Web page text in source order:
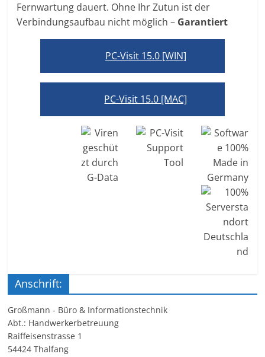
Fernwartung dauert. Ohne Ihr Zutun ist der
Verbindungsaufbau nicht möglich – Garantiert
PC-Visit 15.0 [WIN]
PC-Visit 15.0 [MAC]
Anschrift:
Großmann - Büro & Informationstechnik
Abt.: Handwerkerbetreuung
Raiffeisenstrasse 1
54424 Thalfang